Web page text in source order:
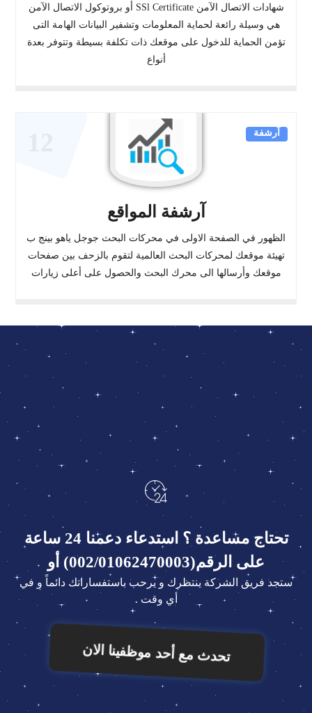
شهادات الاتصال الآمن SSl Certificate أو بروتوكول الاتصال الآمن
هي وسيلة رائعة لحماية المعلومات وتشفير البيانات الهامة التى
تؤمن الحماية للدخول على موقعك ذات تكلفة بسيطة وتتوفر بعدة
أنواع
آرشفة المواقع
آرشفة
الظهور في الصفحة الاولى في محركات البحث جوجل ياهو بينج ب
تهيئة موقعك لمحركات البحث العالمية لتقوم بالزحف بين صفحات
موقعك وأرسالها الى محرك البحث والحصول على أعلى زيارات
تحتاج مساعدة ؟ استدعاء دعمنا 24 ساعة
على الرقم(002/01062470003) أو
ستجد فريق الشركة ينتظرك و يرحب باستفساراتك دائماً و في
أي وقت .
تحدث مع أحد موظفينا الان